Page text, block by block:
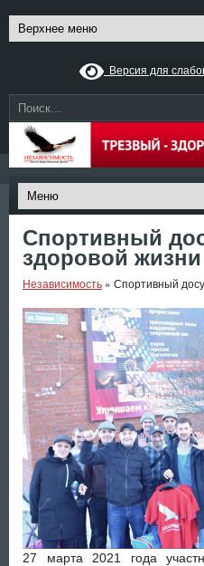
Версия для
Спортивный
здоровой жизни
Независимость » Спортивный
27 марта 2021 года